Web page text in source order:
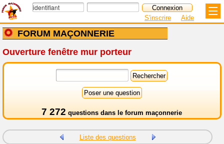
FORUM MAÇONNERIE
S'inscrire Aide
Ouverture fenêtre mur porteur
7 272 questions dans le forum maçonnerie
Liste des questions